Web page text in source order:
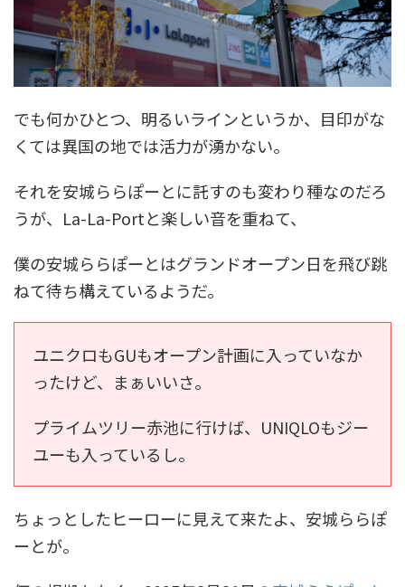
でも何かひとつ、明るいラインというか、目印がな
くては異国の地では活力が湧かない。
それを安城ららぽーとに託すのも変わり種なのだろ
うが、La-La-Portと楽しい音を重ねて、
僕の安城ららぽーとはグランドオープン日を飛び跳
ねて待ち構えているようだ。
ユニクロもGUもオープン計画に入っていなか
ったけど、まぁいいさ。
プライムツリー赤池に行けば、UNIQLOもジー
ユーも入っているし。
ちょっとしたヒーローに見えて来たよ、安城ららぽ
ーとが。